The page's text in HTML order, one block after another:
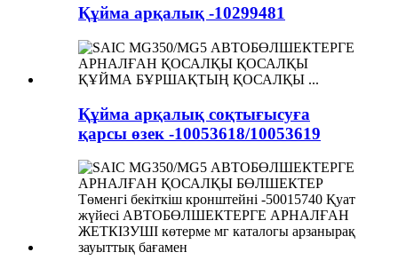
Құйма арқалық -10299481
Құйма арқалық соқтығысуға
қарсы өзек -10053618/10053619